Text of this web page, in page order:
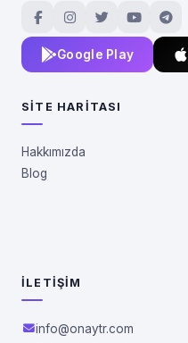
Google Play
SITE HARITASI
Hakkımızda
Blog
İLETIŞIM
info@onaytr.com